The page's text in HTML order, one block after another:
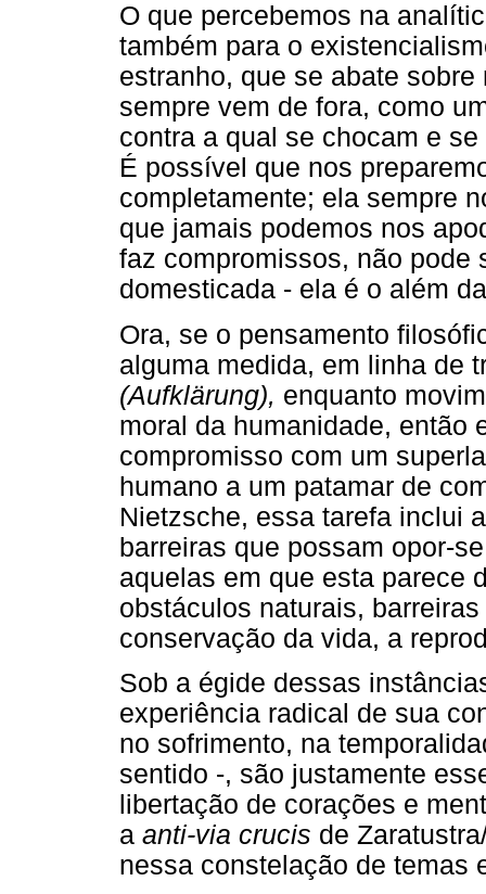
O que percebemos na
também para o
estranho, que se abate
sempre vem de fora, como
contra a qual se chocam e
É possível que nos
completamente; ela sempre
que jamais podemos nos
faz compromissos, não pode
domesticada - ela é o além
Ora, se o pensamento
alguma medida, em linha de
(Aufklärung), enquanto
moral da humanidade, então
compromisso com um
humano a um patamar de
Nietzsche, essa tarefa inclui
barreiras que possam opor-
aquelas em que esta parece
obstáculos naturais,
conservação da vida, a
Sob a égide dessas
experiência radical de sua
no sofrimento, na
sentido -, são justamente
libertação de corações e
a anti-via crucis de
nessa constelação de temas